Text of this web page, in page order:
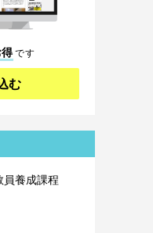
得です
む
員養成課程